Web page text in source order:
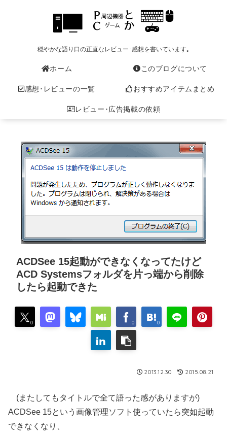
穏やかな語り口の正直なレビュー･感想を書いています｡
ホーム このブログについて
感想･レビューの一覧 おすすめアイテムまとめ
レビュー･広告掲載の依頼
ACDSee 15起動ができなくなってたけど
ACD Systemsフォルダを片っ端から削除
したら起動できた
0 0 0
2013.12.30 2015.08.21
(またしてもタイトルで全て語った感がありますが)
ACDSee 15という画像管理ソフト使っていたら突如起動
できなくなり、